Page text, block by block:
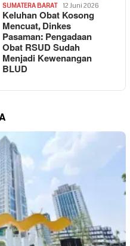
SUMATERA BARAT 12 Juni 2026
Keluhan Obat Kosong
Mencuat, Dinkes
Pasaman: Pengadaan
Obat RSUD Sudah
Menjadi Kewenangan
BLUD